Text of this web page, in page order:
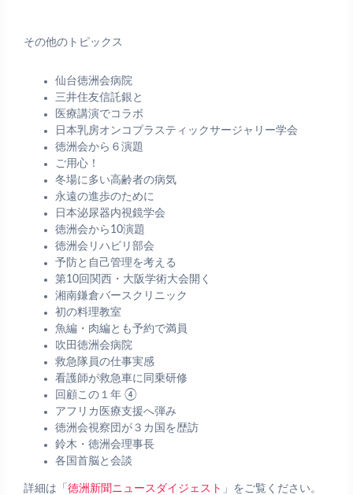
その他のトピックス
仙台徳洲会病院
三井住友信託銀と
医療講演でコラボ
日本乳房オンコプラスティックサージャリー学会
徳洲会から６演題
ご用心！
冬場に多い高齢者の病気
永遠の進歩のために
日本泌尿器内視鏡学会
徳洲会から10演題
徳洲会リハビリ部会
予防と自己管理を考える
第10回関西・大阪学術大会開く
湘南鎌倉バースクリニック
初の料理教室
魚編・肉編とも予約で満員
吹田徳洲会病院
救急隊員の仕事実感
看護師が救急車に同乗研修
回顧この１年 ④
アフリカ医療支援へ弾み
徳洲会視察団が３カ国を歴訪
鈴木・徳洲会理事長
各国首脳と会談
詳細は「 徳洲新聞ニュースダイジェスト 」をご覧ください。